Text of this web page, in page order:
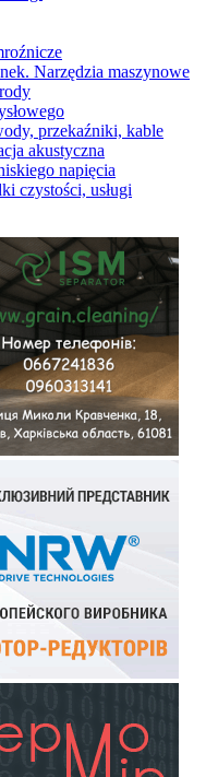
Narzędzia maszynowe
przekaźniki, kable
akustyczna
napięcia
czystości, usługi